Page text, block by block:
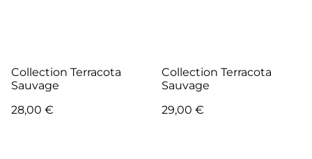
Collection Terracota
Sauvage
28,00 €
Collection Terracota
Sauvage
29,00 €